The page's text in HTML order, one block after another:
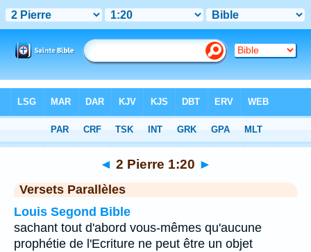
Chapitre 1> Verset 20
◄ 2 Pierre 1:20 ►
Versets Parallèles
Louis Segond Bible
sachant tout d'abord vous-mêmes qu'aucune
prophétie de l'Ecriture ne peut être un objet